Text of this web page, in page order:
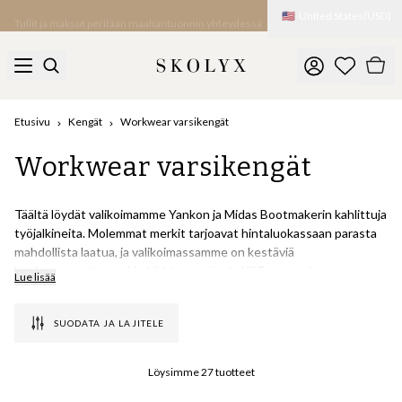
Tullit ja maksut peritään maahantuonnin yhteydessä 🇺🇸
Etusivu Kengät Workwear varsikengät
Workwear varsikengät
Täältä löydät valikoimamme Yankon ja Midas Bootmakerin kahlittuja
työjalkineita. Molemmat merkit tarjoavat hintaluokassaan parasta
mahdollista laatua, ja valikoimassamme on kestäviä
huoltosaappaita, mokkakärkisaappaita ja NST-saappaita.
mukaan lukien kaksi versiota Shell Cordovan -värisenä. Mallisto,
ovat Goodyear Welted ja helposti uudelleenpohjattavat, täysin
Lue lisää
SUODATA JA LAJITELE
Löysimme27tuotteet